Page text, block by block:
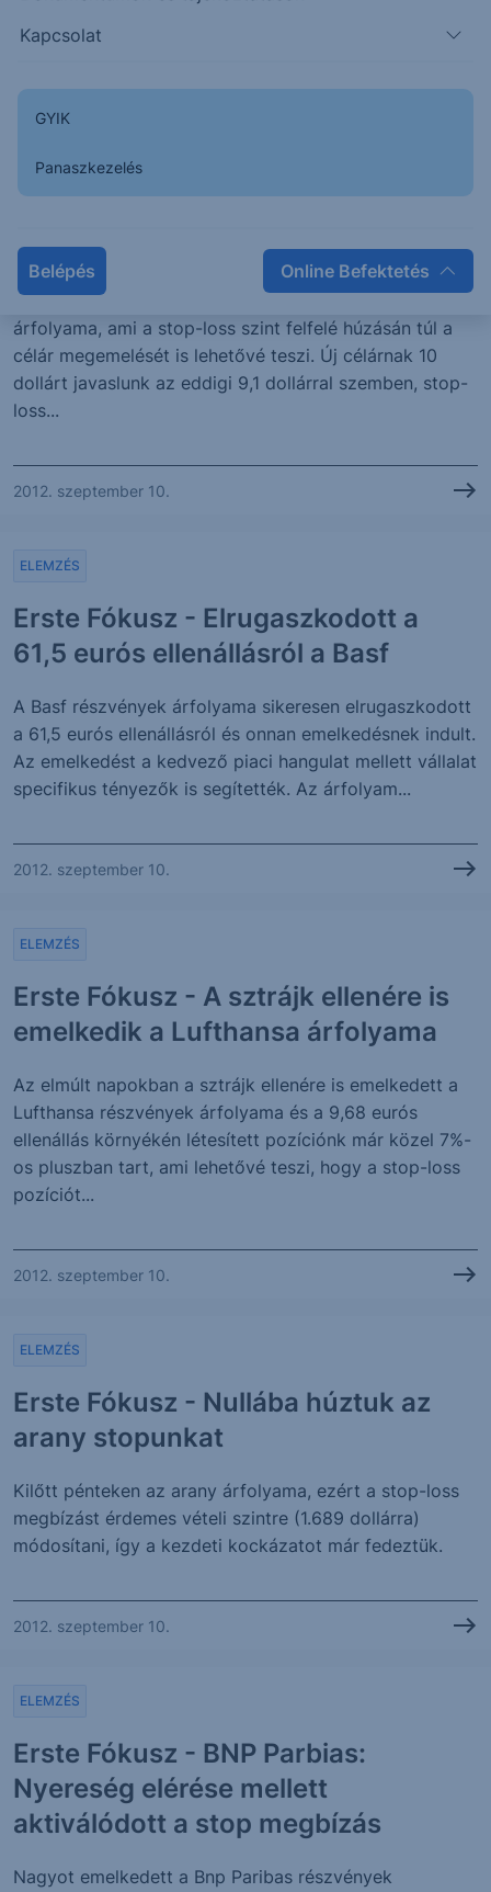
Kapcsolat
GYIK
Panaszkezelés
Belépés Online Befektetés
olaj...
2012. szeptember 11.
of America célárát
ELEMZÉS
Lendületesen emelkedett tovább a Bank of America
árfolyama, ami a stop-loss szint felfelé húzásán túl a
célár megemelését is lehetővé teszi. Új célárnak 10
dollárt javaslunk az eddigi 9,1 dollárral szemben, stop-
loss...
2012. szeptember 10.
Erste Fókusz - Elrugaszkodott a
61,5 eurós ellenállásról a Basf
ELEMZÉS
A Basf részvények árfolyama sikeresen elrugaszkodott
a 61,5 eurós ellenállásról és onnan emelkedésnek indult.
Az emelkedést a kedvező piaci hangulat mellett vállalat
specifikus tényezők is segítették. Az árfolyam...
2012. szeptember 10.
Erste Fókusz - A sztrájk ellenére is
emelkedik a Lufthansa árfolyama
ELEMZÉS
Az elmúlt napokban a sztrájk ellenére is emelkedett a
Lufthansa részvények árfolyama és a 9,68 eurós
ellenállás környékén létesített pozíciónk már közel 7%-
os pluszban tart, ami lehetővé teszi, hogy a stop-loss
pozíciót...
2012. szeptember 10.
Erste Fókusz - Nullába húztuk az
arany stopunkat
ELEMZÉS
Kilőtt pénteken az arany árfolyama, ezért a stop-loss
megbízást érdemes vételi szintre (1.689 dollárra)
módosítani, így a kezdeti kockázatot már fedeztük.
2012. szeptember 10.
Erste Fókusz - BNP Parbias:
Nyereség elérése mellett
aktiválódott a stop megbízás
ELEMZÉS
Nagyot emelkedett a Bnp Paribas részvények